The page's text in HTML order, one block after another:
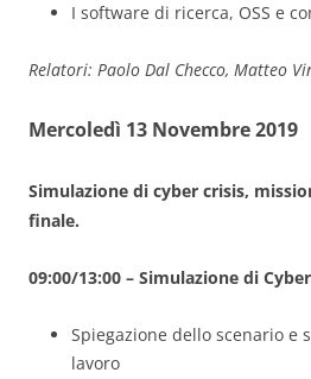
I software di ricerca, OSS e
Relatori: Paolo Dal Checco, Matteo
Mercoledì 13 Novembre 2019
Simulazione di cyber crisis,
finale.
09:00/13:00 – Simulazione di
Spiegazione dello scenario e
lavoro